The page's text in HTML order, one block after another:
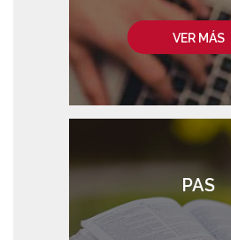
VER MÁS
PAS